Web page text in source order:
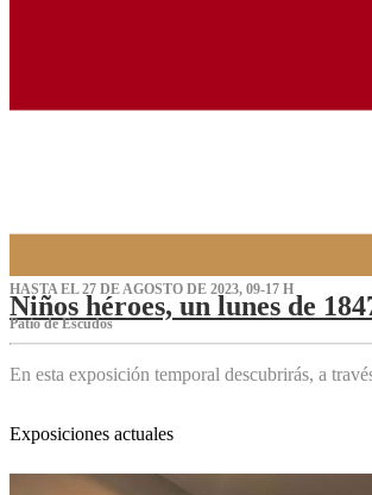
HASTA EL 27 DE AGOSTO DE 2023, 09-17 H
Niños héroes, un lunes de
Patio de Escudos
En esta exposición temporal descubrirás, a
Exposiciones actuales